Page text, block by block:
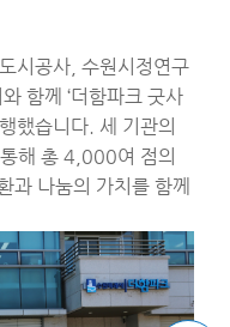
시공사, 수원시정연구
함께 ‘더함파크 굿사
했습니다. 세 기관의
해 총 4,000여 점의
과 나눔의 가치를 함께